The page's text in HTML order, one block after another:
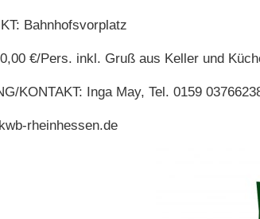
Bahnhofsvorplatz
€/Pers. inkl. Gruß aus Keller und
KONTAKT: Inga May, Tel. 0159
rheinhessen.de